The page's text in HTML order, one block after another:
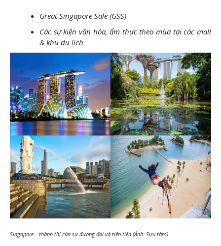
Great Singapore Sale (GSS)
Các sự kiện văn hóa, ẩm thực theo mùa tại các mall
& khu du lịch
Singapore – thành thị của sự đương đại và tiên tiến (Ảnh: Sưu tầm)